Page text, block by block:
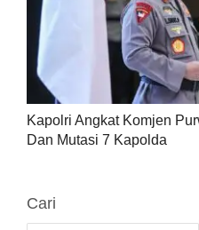
Kapolri Angkat Komjen
Dan Mutasi 7 Kapolda
Cari